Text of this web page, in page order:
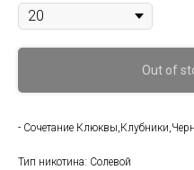
Out of
- Сочетание
Тип никотина: Солевой